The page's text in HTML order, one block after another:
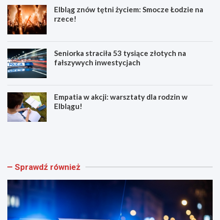
Elbląg znów tętni życiem: Smocze Łodzie na
rzece!
Seniorka straciła 53 tysiące złotych na
fałszywych inwestycjach
Empatia w akcji: warsztaty dla rodzin w
Elblągu!
Z
i
w
e
e
E
g
ó
w
t
Sprawdź również